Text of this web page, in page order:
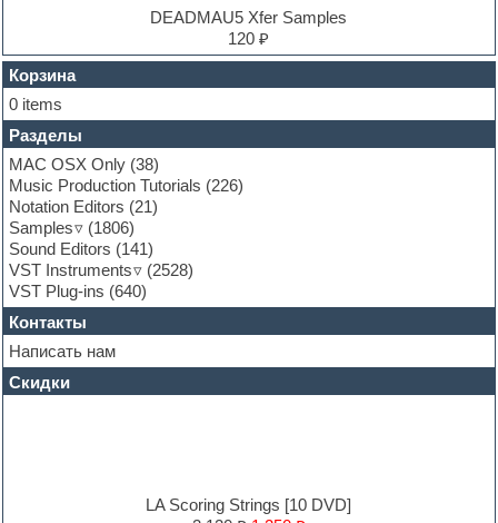
EXS24 Instruments
FL Studio
Flute
Folk samples
Fruityloops
Funk
Garritan
General MIDI kits
Guitar emulation
Guitar loops
Guitar processing and effects
Hands-up samples
Hardstyle
Heavy metal sample packs
Hip-hop
House music
Hypersonic
Jazz
DEADMAU5 Xfer Samples
120 ₽
Корзина
0 items
Разделы
MAC OSX Only (38)
Music Production Tutorials (226)
Notation Editors (21)
Samples
(1806)
Sound Editors (141)
VST Instruments
(2528)
VST Plug-ins (640)
Контакты
Написать нам
Скидки
LA Scoring Strings [10 DVD]